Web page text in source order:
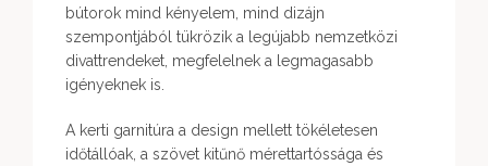
bútorok mind kényelem, mind dizájn
szempontjából tükrözik a legújabb nemzetközi
divattrendeket, megfelelnek a legmagasabb
igényeknek is.
A kerti garnitúra a design mellett tökéletesen
időtállóak, a szövet kitűnő mérettartóssága és